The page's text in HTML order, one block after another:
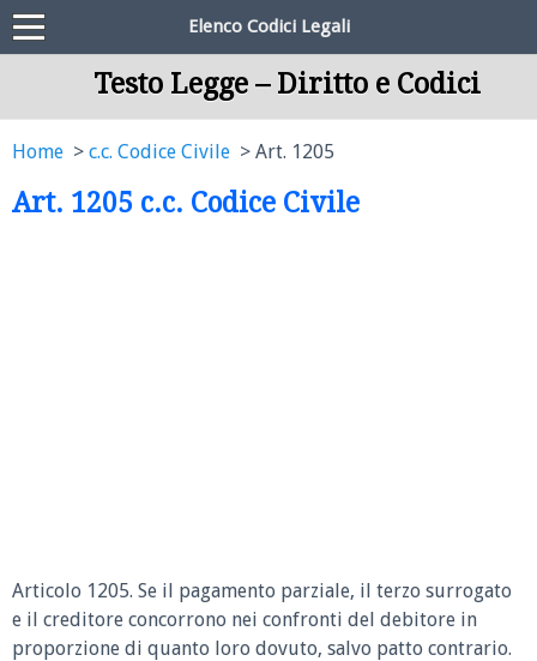
Elenco Codici Legali
Testo Legge – Diritto e Codici
Home c.c. Codice Civile Art. 1205
Art. 1205 c.c. Codice Civile
Articolo 1205. Se il pagamento parziale, il terzo surrogato
e il creditore concorrono nei confronti del debitore in
proporzione di quanto loro dovuto, salvo patto contrario.